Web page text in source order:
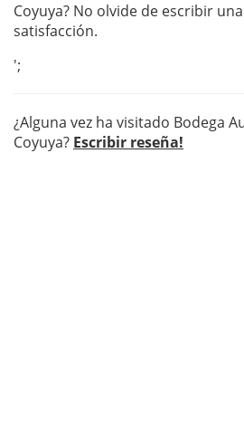
Coyuya? No olvide de escribir una
satisfacción.
';
¿Alguna vez ha visitado Bodega
Coyuya? Escribir reseña!